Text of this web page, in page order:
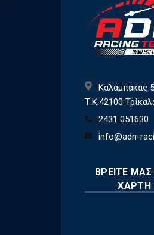
Καλαμπάκας
Τ.Κ.42100
2431 051630
info@adn-
ΒΡΕΊΤΕ
ΧΆΡΤΗ